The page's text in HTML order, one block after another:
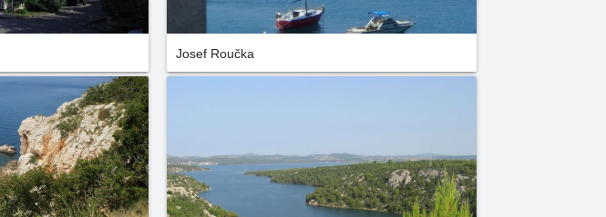
Josef Roučka